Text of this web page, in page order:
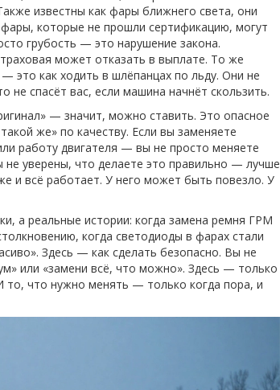
известны как фары ближнего света, они
которые не прошли сертификацию, могут
грубость — это нарушение закона.
может отказать в выплате. То же
это как ходить в шлёпанцах по льду. Они не
не спасёт вас, если машина начнёт скользить.
— значит, можно ставить. Это опасное
же» по качеству. Если вы заменяете
работу двигателя — вы не просто меняете
уверены, что делаете это правильно — лучше
и всё работает. У него может быть повезло. У
а реальные истории: когда замена ремня ГРМ
когда светодиоды в фарах стали
Здесь — как сделать безопасно. Вы не
или «замени всё, что можно». Здесь — только
то, что нужно менять — только когда пора, и